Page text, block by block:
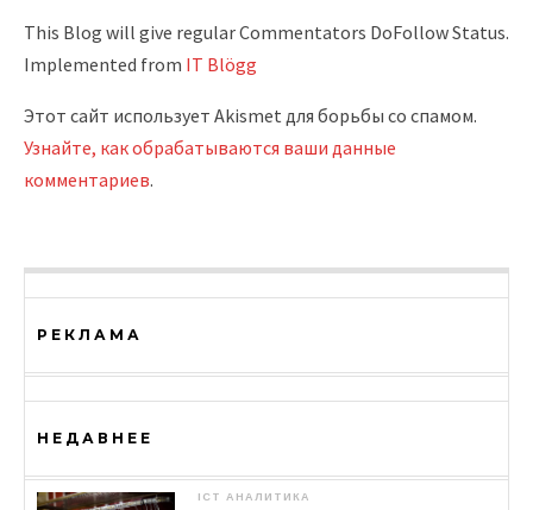
This Blog will give regular Commentators DoFollow Status.
Implemented from IT Blögg
Этот сайт использует Akismet для борьбы со спамом.
Узнайте, как обрабатываются ваши данные
комментариев.
РЕКЛАМА
НЕДАВНЕЕ
ICT АНАЛИТИКА